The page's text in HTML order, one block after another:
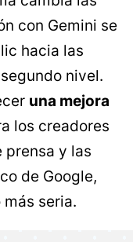
con Gemini se
hacia las
nivel.
una mejora
los creadores
prensa y las
de Google,
más seria.